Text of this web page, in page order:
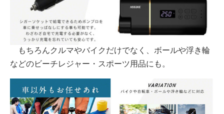
もちろんクルマやバイクだけでなく、ボールや浮き輪
などのビーチレジャー・スポーツ用品にも。